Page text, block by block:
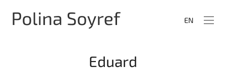
EN
Eduard